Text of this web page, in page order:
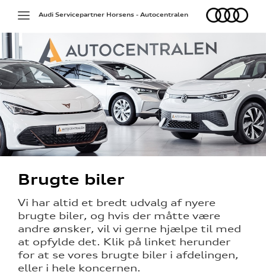
Toggle
Audi
Audi Servicepartner Horsens - Autocentralen
Brugte biler
Vi har altid et bredt udvalg af nyere
brugte biler, og hvis der måtte være
andre ønsker, vil vi gerne hjælpe til med
at opfylde det. Klik på linket herunder
for at se vores brugte biler i afdelingen,
eller i hele koncernen.